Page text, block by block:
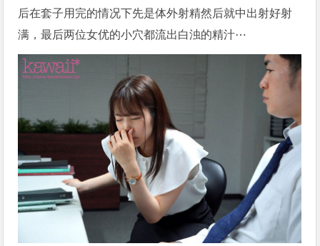
后在套子用完的情况下先是体外射精然后就中出射好射
满，最后两位女优的小穴都流出白浊的精汁⋯